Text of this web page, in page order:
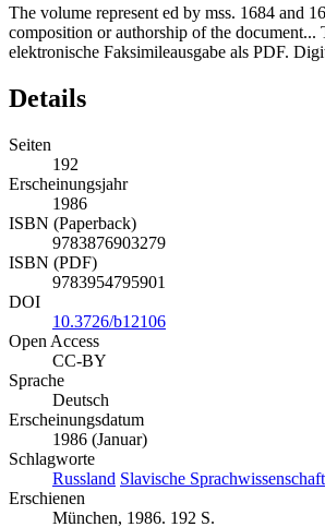
The volume represent ed by mss. 1684 and
composition or authorship of the
elektronische Faksimileausgabe als PDF.
Details
Seiten
192
Erscheinungsjahr
1986
ISBN (Paperback)
9783876903279
ISBN (PDF)
9783954795901
DOI
10.3726/b12106
Open Access
CC-BY
Sprache
Deutsch
Erscheinungsdatum
1986 (Januar)
Schlagworte
Russland Slavische Sprachwissenschaft
Erschienen
München, 1986. 192 S.